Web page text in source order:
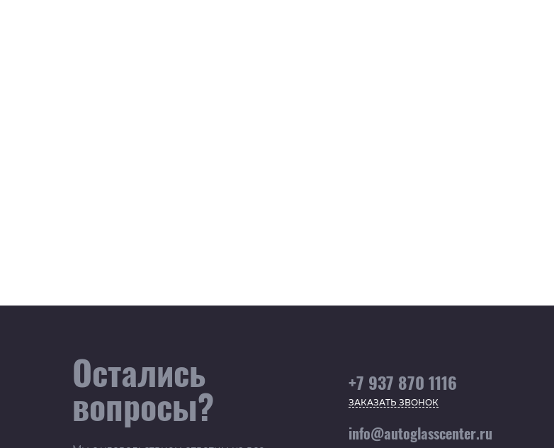
Остались
вопросы? +7 937 870 1116
ЗАКАЗАТЬ ЗВОНОК
info@autoglasscenter.ru